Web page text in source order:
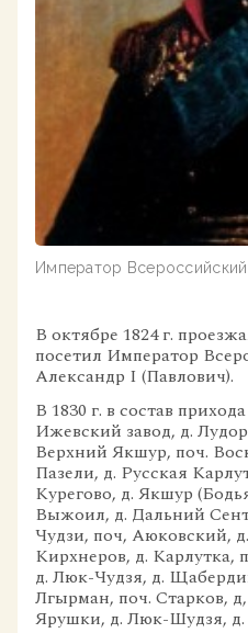
Император
В октябре 1824 г.
посетил Император
Александр I (Павлович).
В 1830 г. в состав
Ижевский завод, д.
Верхний Якшур, поч.
Пазели, д. Русская
Курегово, д. Якшур
Выжоил, д. Дальний
Чудзи, поч, Аюковский,
Кирхнеров, д. Карлутка,
д. Люк-Чудзя, д.
Лгырман, поч. Старков,
Ярушки, д. Люк-Шудзя,